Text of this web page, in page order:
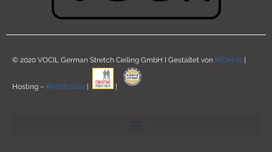
© 2020 VOCIL German Stretch Ceiling GmbH I Gestaltet von MOM-ix
Hosting – Rhönhoster